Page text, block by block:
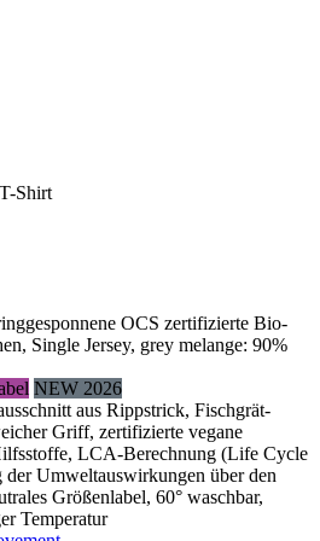
Shirt
OCS zertifizierte Bio-
Single Jersey, grey melange: 90%
NEW 2026
aus Rippstrick, Fischgrät-
Griff, zertifizierte vegane
LCA-Berechnung (Life Cycle
der Umweltauswirkungen über den
Größenlabel, 60° waschbar,
Temperatur